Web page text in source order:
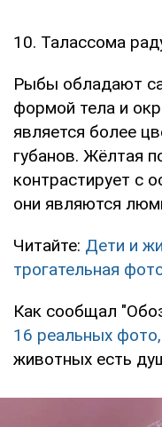
10. Талассома
Рыбы обладают
формой тела и
является более
губанов. Жёлтая
контрастирует с
они являются
Читайте: Дети и
трогательная
Как сообщал
16 реальных фото,
животных есть